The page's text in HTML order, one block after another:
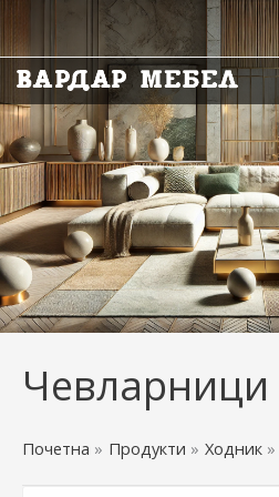
to
content
Чевларници
Почетна Продукти Ходник
Sorted
by
latest